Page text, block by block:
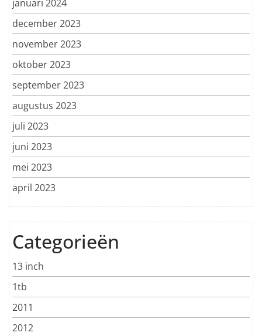
januari 2024
december 2023
november 2023
oktober 2023
september 2023
augustus 2023
juli 2023
juni 2023
mei 2023
april 2023
Categorieën
13 inch
1tb
2011
2012